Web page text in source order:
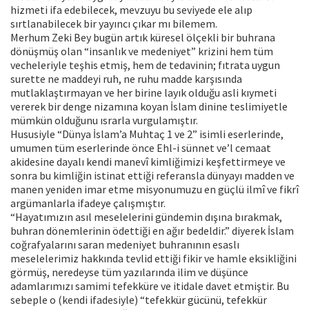
hizmeti ifa edebilecek, mevzuyu bu seviyede ele alıp
sırtlanabilecek bir yayıncı çıkar mı bilemem.
Merhum Zeki Bey bugün artık küresel ölçekli bir buhrana
dönüşmüş olan “insanlık ve medeniyet” krizini hem tüm
vecheleriyle teşhis etmiş, hem de tedavinin; fıtrata uygun
surette ne maddeyi ruh, ne ruhu madde karşısında
mutlaklaştırmayan ve her birine layık olduğu asli kıymeti
vererek bir denge nizamına koyan İslam dinine teslimiyetle
mümkün olduğunu ısrarla vurgulamıştır.
Hususiyle “Dünya İslam’a Muhtaç 1 ve 2” isimli eserlerinde,
umumen tüm eserlerinde önce Ehl-i sünnet ve’l cemaat
akidesine dayalı kendi manevî kimliğimizi keşfettirmeye ve
sonra bu kimliğin istinat ettiği referansla dünyayı madden ve
manen yeniden imar etme misyonumuzu en güçlü ilmî ve fikrî
argümanlarla ifadeye çalışmıştır.
“Hayatımızın asıl meselelerini gündemin dışına bırakmak,
buhran dönemlerinin ödettiği en ağır bedeldir.” diyerek İslam
coğrafyalarını saran medeniyet buhranının esaslı
meselelerimiz hakkında tevlid ettiği fikir ve hamle eksikliğini
görmüş, neredeyse tüm yazılarında ilim ve düşünce
adamlarımızı samimi tefekküre ve itidale davet etmiştir. Bu
sebeple o (kendi ifadesiyle) “tefekkür gücünü, tefekkür